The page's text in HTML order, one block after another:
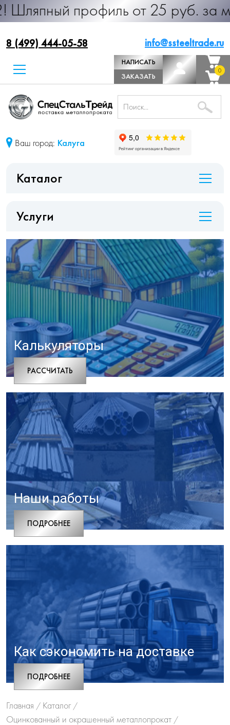
от 25 руб. за м.п.
8 (499) 444-05-58 info@ssteeltrade.ru
НАПИСАТЬ
ДИРЕКТОРУ
ЗАКАЗАТЬ
ЗВОНОК
0
0
Ваш город: Калуга
Каталог
Услуги
Калькуляторы
РАCСЧИТАТЬ
Наши работы
ПОДРОБНЕЕ
Как сэкономить на доставке
ПОДРОБНЕЕ
Главная / Каталог /
Оцинкованный и окрашенный металлопрокат /